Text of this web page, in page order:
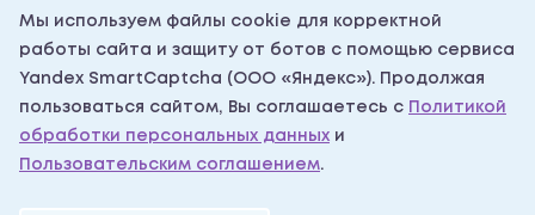
Согласие на обработку персональных данных
Согласие на получение рекламных рассылок
Написать нам
Мы используем файлы cookie для корректной
работы сайта и защиту от ботов с помощью сервиса
Yandex SmartCaptcha (ООО «Яндекс»). Продолжая
пользоваться сайтом, Вы соглашаетесь с Политикой
обработки персональных данных и
Пользовательским соглашением.